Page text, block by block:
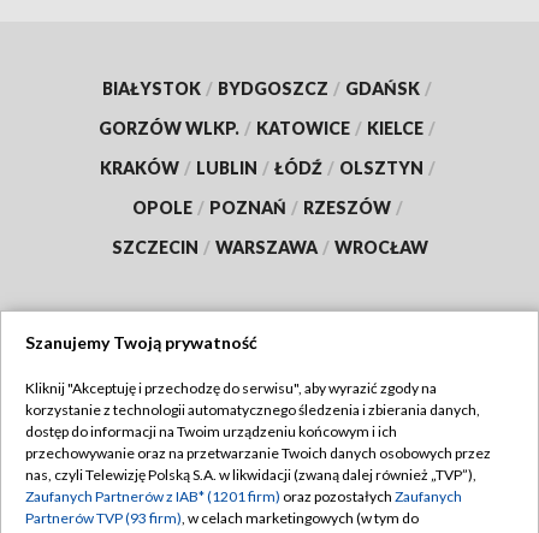
BIAŁYSTOK / BYDGOSZCZ / GDAŃSK /
GORZÓW WLKP. / KATOWICE / KIELCE /
KRAKÓW / LUBLIN / ŁÓDŹ / OLSZTYN /
OPOLE / POZNAŃ / RZESZÓW /
SZCZECIN / WARSZAWA / WROCŁAW
TVP
Abonament TVP
Emisja w TVP
Regulamin TVP
Polityka prywatności
Szanujemy Twoją prywatność
Kliknij "Akceptuję i przechodzę do serwisu", aby wyrazić zgody na
korzystanie z technologii automatycznego śledzenia i zbierania danych,
dostęp do informacji na Twoim urządzeniu końcowym i ich
przechowywanie oraz na przetwarzanie Twoich danych osobowych przez
nas, czyli Telewizję Polską S.A. w likwidacji (zwaną dalej również „TVP”),
Zaufanych Partnerów z IAB* (1201 firm) oraz pozostałych Zaufanych
Partnerów TVP (93 firm), w celach marketingowych (w tym do